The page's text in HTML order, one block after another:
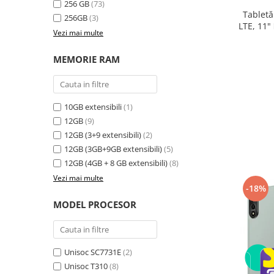
electrică portabile
Panouri solare portabile
Statii incarcare masini electrice
Media player cu Android
Produse resigilate
Termometre non contact
Aspiratoare robot, piese si accesorii
Piese de schimb telefoane mobile
256 GB(73)
256GB(3)
Vezi mai multe
MEMORIE RAM
10GB extensibili(1)
12GB(9)
12GB (3+9 extensibili)(2)
12GB (3GB+9GB extensibili)(5)
12GB (4GB + 8 GB extensibili)(8)
Vezi mai multe
MODEL PROCESOR
Unisoc SC7731E(2)
Unisoc T310(8)
LTE, 11"
-18%